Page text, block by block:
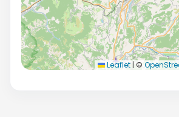
Leaflet | ©